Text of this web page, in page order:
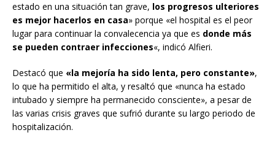
estado en una situación tan grave, los progresos ulteriores
es mejor hacerlos en casa» porque «el hospital es el peor
lugar para continuar la convalecencia ya que es donde más
se pueden contraer infecciones«, indicó Alfieri.
Destacó que «la mejoría ha sido lenta, pero constante»,
lo que ha permitido el alta, y resaltó que «nunca ha estado
intubado y siempre ha permanecido consciente», a pesar de
las varias crisis graves que sufrió durante su largo periodo de
hospitalización.